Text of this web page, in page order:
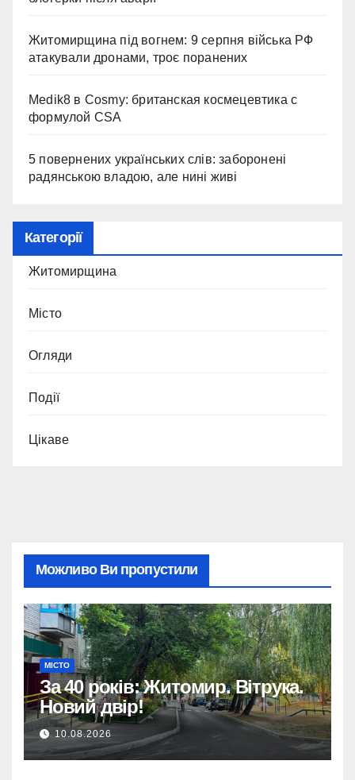
Житомирщина під вогнем: 9 серпня війська РФ
атакували дронами, троє поранених
Medik8 в Cosmy: британская космецевтика с
формулой CSA
5 повернених українських слів: заборонені
радянською владою, але нині живі
Категорії
Житомирщина
Місто
Огляди
Події
Цікаве
Можливо Ви пропустили
МІСТО
За 40 років: Житомир. Вітрука.
Новий двір!
10.08.2026